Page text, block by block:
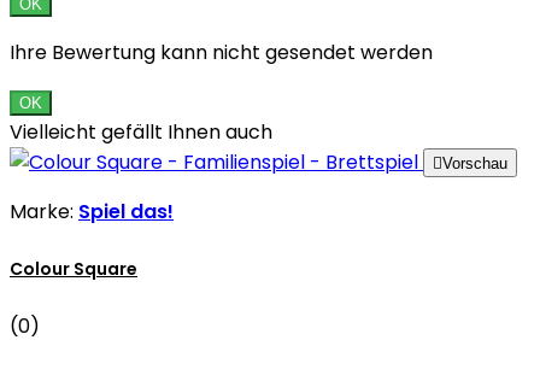
OK
Ihre Bewertung kann nicht gesendet werden
OK
Vielleicht gefällt Ihnen auch
Vorschau
Marke: Spiel das!
Colour Square
(0)